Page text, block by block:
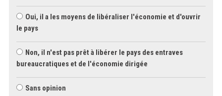
Oui, il a les moyens de libéraliser l'économie et d'ouvrir
le pays
Non, il n'est pas prêt à libérer le pays des entraves
bureaucratiques et de l'économie dirigée
Sans opinion